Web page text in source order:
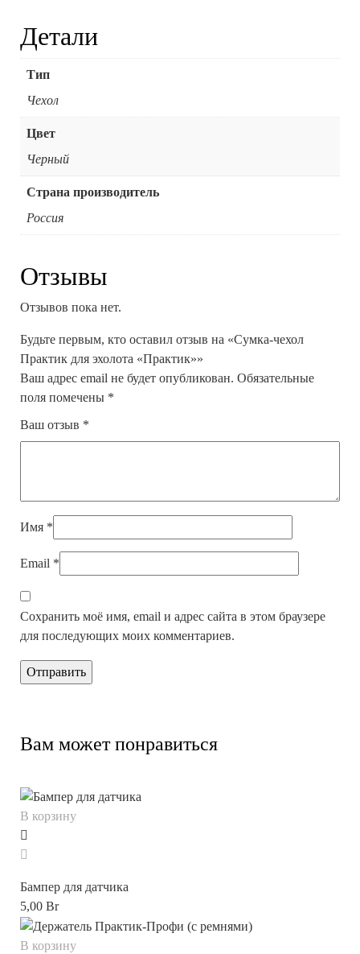
Детали
Тип
Чехол
Цвет
Черный
Страна производитель
Россия
Отзывы
Отзывов пока нет.
Будьте первым, кто оставил отзыв на «Сумка-чехол
Практик для эхолота «Практик»»
Ваш адрес email не будет опубликован. Обязательные
поля помечены *
Ваш отзыв *
Имя *
Email *
Сохранить моё имя, email и адрес сайта в этом браузере
для последующих моих комментариев.
Вам может понравиться
В корзину
Бампер для датчика
5,00 Br
В корзину